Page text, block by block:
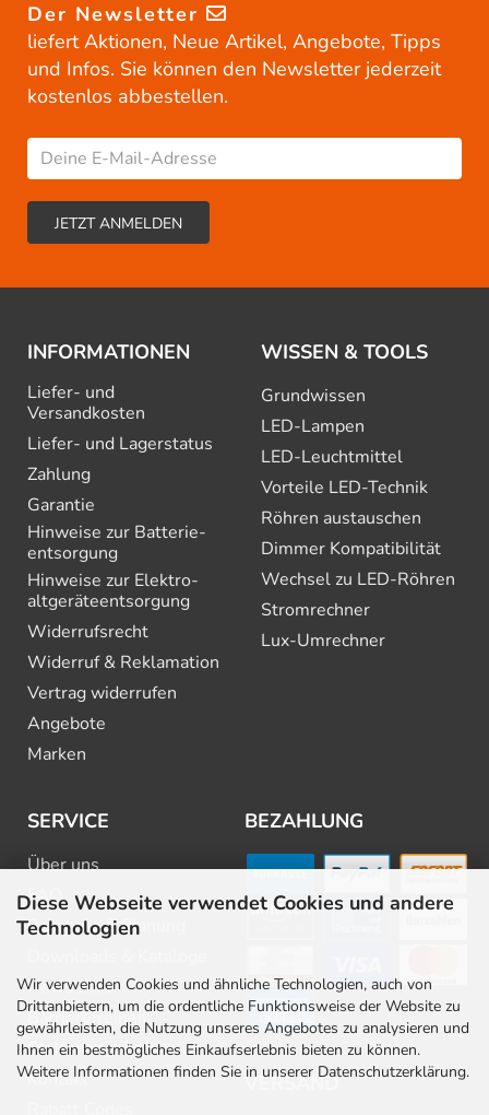
Diese Webseite verwendet Cookies und andere
Technologien
Wir verwenden Cookies und ähnliche Technologien, auch von
Drittanbietern, um die ordentliche Funktionsweise der Website zu
gewährleisten, die Nutzung unseres Angebotes zu analysieren und
Ihnen ein bestmögliches Einkaufserlebnis bieten zu können.
Weitere Informationen finden Sie in unserer Datenschutzerklärung.
Der Newsletter
liefert Aktionen, Neue Artikel, Angebote, Tipps
und Infos. Sie können den Newsletter jederzeit
kostenlos abbestellen.
INFORMATIONEN
Liefer- und
Versandkosten
Liefer- und Lagerstatus
Zahlung
Garantie
Hinweise zur Batterie­
entsorgung
Hinweise zur Elektro­
altgeräte­entsorgung
Widerrufsrecht
Widerruf & Reklamation
Vertrag widerrufen
Angebote
Marken
WISSEN & TOOLS
Grundwissen
LED-Lampen
LED-Leuchtmittel
Vorteile LED-Technik
Röhren austauschen
Dimmer Kompatibilität
Wechsel zu LED-Röhren
Stromrechner
Lux-Umrechner
SERVICE
Über uns
FAQ
Beratung & Planung
Newsletter
Barrierefreiheit
Stellenangebote
Kontakt
BEZAHLUNG
VERSAND